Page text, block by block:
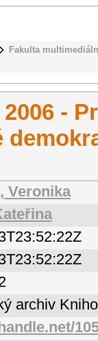
Fakulta
-
Veronika
archiv